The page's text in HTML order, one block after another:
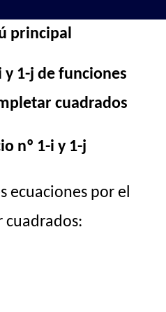
principal
y 1-j de funciones
cuadrados
nº 1-i y 1-j
ecuaciones por el
cuadrados: